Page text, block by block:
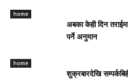
home
अबका केही दिन
पर्ने अनुमान
home
शुक्रबारदेखि